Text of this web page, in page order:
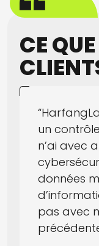
CE
un
n’ai avec
données
pas avec